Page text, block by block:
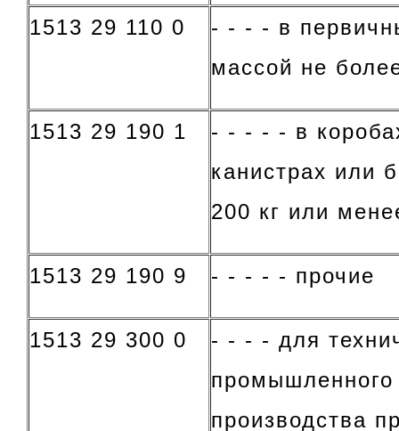
1513 29 110 0
- - - - в
массой не
1513 29 190 1
- - - - - в
канистрах или
200 кг или
1513 29 190 9 - - - - - прочие
1513 29 300 0
- - - - для
производства